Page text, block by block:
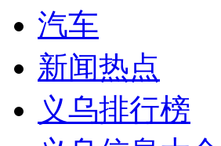
汽车
新闻热点
义乌排行榜